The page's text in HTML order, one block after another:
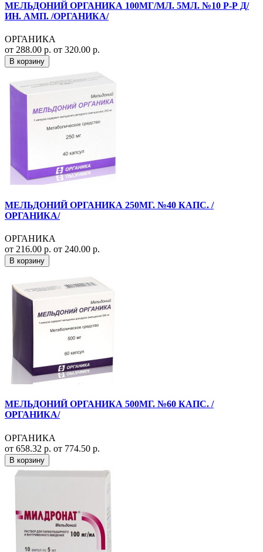
МЕЛЬДОНИЙ ОРГАНИКА 100МГ/МЛ. 5МЛ. №10 Р-Р Д/
ИН. АМП. /ОРГАНИКА/
ОРГАНИКА
от 288.00 р. от 320.00 р.
В корзину
МЕЛЬДОНИЙ ОРГАНИКА 250МГ. №40 КАПС. /
ОРГАНИКА/
ОРГАНИКА
от 216.00 р. от 240.00 р.
В корзину
МЕЛЬДОНИЙ ОРГАНИКА 500МГ. №60 КАПС. /
ОРГАНИКА/
ОРГАНИКА
от 658.32 р. от 774.50 р.
В корзину